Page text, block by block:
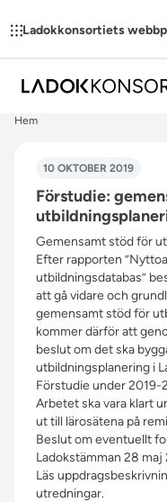
Ladokkonsortiets
Hem
10 OKTOBER 2019
Förstudie:
Gemensamt stöd för
Efter rapporten ”
utbildningsdatabas”
att gå vidare och
gemensamt stöd för
kommer därför att
beslut om det ska
utbildningsplanering i
Förstudie under 2019-
Arbetet ska vara klart
ut till lärosätena på
Beslut om eventuellt
Ladokstämman 28 maj
Läs
utredningar.